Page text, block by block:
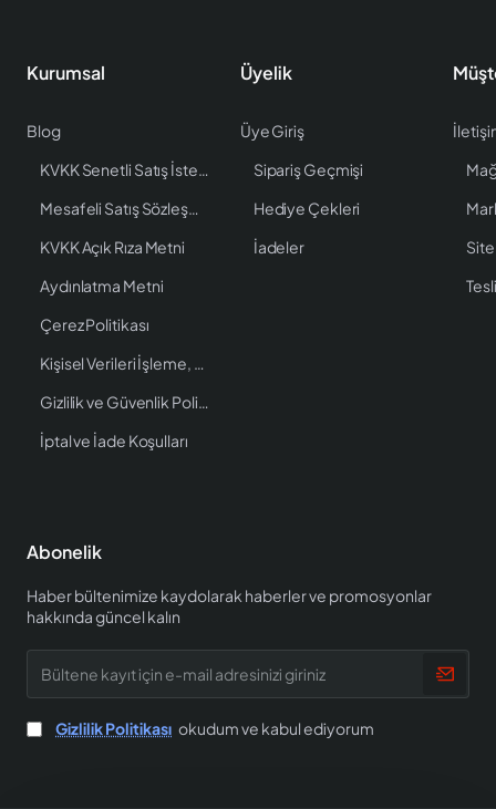
Kurumsal
Blog
KVKK Senetli Satış İstenen Bilgiler
Mesafeli Satış Sözleşmesi
KVKK Açık Rıza Metni
Aydınlatma Metni
Çerez Politikası
Kişisel Verileri İşleme, Saklama ve İmha Politikası
Gizlilik ve Güvenlik Politikası
İptal ve İade Koşulları
Üyelik
Üye Giriş
Sipariş Geçmişi
Hediye Çekleri
İadeler
Site
Abonelik
Haber bültenimize kaydolarak haberler ve promosyonlar
hakkında güncel kalın
kayıt
için
e-
mail
Gizlilik Politikası okudum ve kabul ediyorum